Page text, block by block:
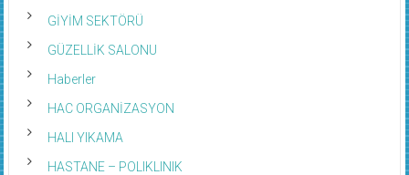
GİYİM SEKTÖRÜ
GÜZELLİK SALONU
Haberler
HAC ORGANİZASYON
HALI YIKAMA
HASTANE – POLIKLINIK